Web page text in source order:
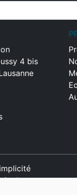
4 bis
de temps